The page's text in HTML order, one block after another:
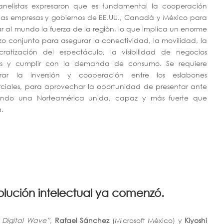
expresaron que es fundamental la cooperación
empresas y gobiernos de EE.UU., Canadá y México para
al mundo la fuerza de la región, lo que implica un enorme
conjunto para asegurar la conectividad, la movilidad, la
del espectáculo, la visibilidad de negocios
y cumplir con la demanda de consumo. Se requiere
la inversión y cooperación entre los eslabones
para aprovechar la oportunidad de presentar ante
una Norteamérica unida, capaz y más fuerte que
intelectual ya comenzó.
Wave”, Rafael Sánchez(Microsoft México) y Kiyoshi